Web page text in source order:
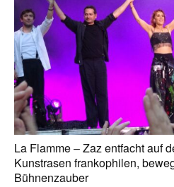
La Flamme – Zaz entfacht auf
Kunstrasen frankophilen,
Bühnenzauber